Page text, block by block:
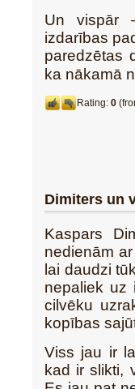
Un vispār
izdarības
paredzētas
ka nākamā
Rating: 0
Dimiters un
Kaspars
nedienām
lai daudzi
nepaliek uz
cilvēku
kopības
Viss jau ir
kad ir slikti,